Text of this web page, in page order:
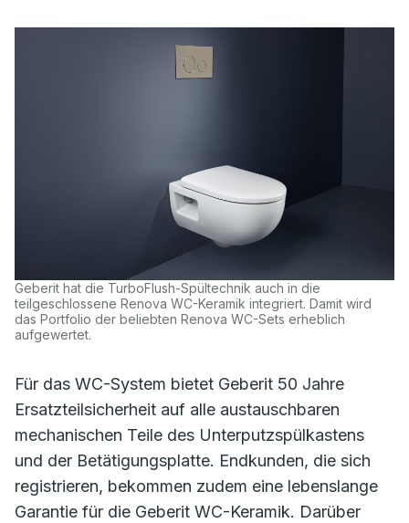
Geberit hat die TurboFlush-Spültechnik auch in die
teilgeschlossene Renova WC-Keramik integriert. Damit wird
das Portfolio der beliebten Renova WC-Sets erheblich
aufgewertet.
Für das WC-System bietet Geberit 50 Jahre
Ersatzteilsicherheit auf alle austauschbaren
mechanischen Teile des Unterputzspülkastens
und der Betätigungsplatte. Endkunden, die sich
registrieren, bekommen zudem eine lebenslange
Garantie für die Geberit WC-Keramik. Darüber